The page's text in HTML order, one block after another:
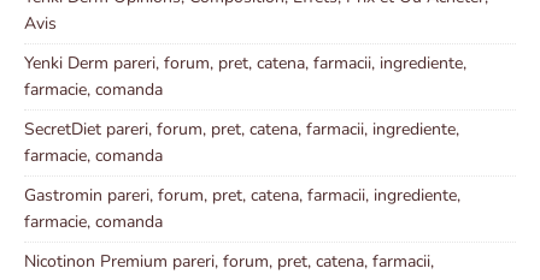
Avis
Yenki Derm pareri, forum, pret, catena, farmacii, ingrediente,
farmacie, comanda
SecretDiet pareri, forum, pret, catena, farmacii, ingrediente,
farmacie, comanda
Gastromin pareri, forum, pret, catena, farmacii, ingrediente,
farmacie, comanda
Nicotinon Premium pareri, forum, pret, catena, farmacii,